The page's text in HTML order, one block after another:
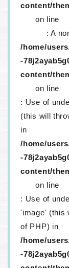
content/
on line
: A
/home/
-
content/
on line
: Use of
(this will
in
/home/
-
content/
on line
: Use of
'image' (this
of PHP) in
/home/
-